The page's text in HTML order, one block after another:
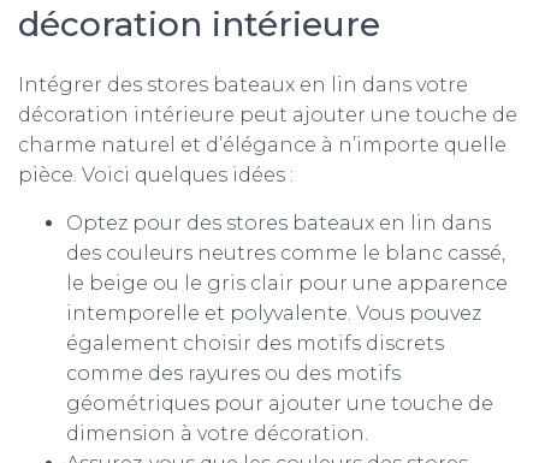
décoration intérieure
Intégrer des stores bateaux en lin dans votre
décoration intérieure peut ajouter une touche de
charme naturel et d’élégance à n’importe quelle
pièce. Voici quelques idées :
Optez pour des stores bateaux en lin dans
des couleurs neutres comme le blanc cassé,
le beige ou le gris clair pour une apparence
intemporelle et polyvalente. Vous pouvez
également choisir des motifs discrets
comme des rayures ou des motifs
géométriques pour ajouter une touche de
dimension à votre décoration.